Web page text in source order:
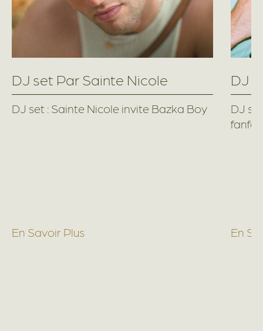
DJ set Par Sainte Nicole
DJ set : Sainte Nicole invite Bazka Boy
En Savoir Plus
DJ
DJ
En